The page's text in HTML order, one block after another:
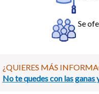
Se
¿QUIERES MÁS
No te quedes con las ganas